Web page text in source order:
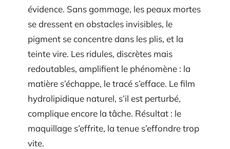
évidence. Sans gommage, les peaux mortes
se dressent en obstacles invisibles, le
pigment se concentre dans les plis, et la
teinte vire. Les ridules, discrètes mais
redoutables, amplifient le phénomène : la
matière s’échappe, le tracé s’efface. Le film
hydrolipidique naturel, s’il est perturbé,
complique encore la tâche. Résultat : le
maquillage s’effrite, la tenue s’effondre trop
vite.